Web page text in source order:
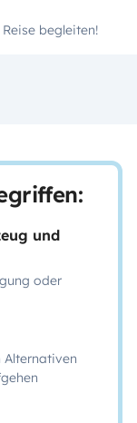
begleiten!
und
oder
Alternativen